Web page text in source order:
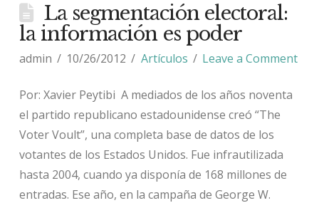
La segmentación electoral:
la información es poder
admin 10/26/2012 Artículos Leave a Comment
Por: Xavier Peytibi A mediados de los años noventa
el partido republicano estadounidense creó “The
Voter Voult”, una completa base de datos de los
votantes de los Estados Unidos. Fue infrautilizada
hasta 2004, cuando ya disponía de 168 millones de
entradas. Ese año, en la campaña de George W.